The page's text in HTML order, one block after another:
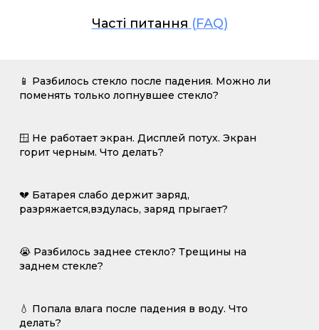
Часті питання (FAQ)
📱 Разбилось стекло после падения. Можно ли
поменять только лопнувшее стекло?
🪟 Не работает экран. Дисплей потух. Экран
горит черным. Что делать?
💔 Батарея слабо держит заряд,
разряжается,вздулась, заряд прыгает?
😭 Разбилось заднее стекло? Трещины на
заднем стекле?
💧 Попала влага после падения в воду. Что
делать?